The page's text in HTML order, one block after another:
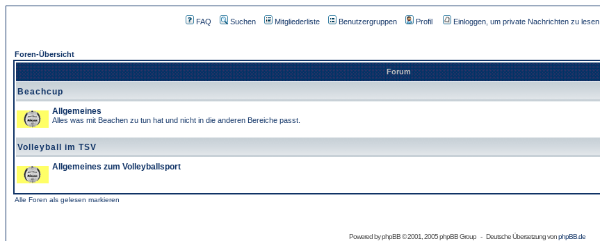
FAQ Suchen Mitgliederliste Benutzergruppen Profil Einloggen, um private Nachrichten zu lesen
Foren-Übersicht
Forum
Beachcup
Allgemeines
Alles was mit Beachen zu tun hat und nicht in die anderen Bereiche passt.
Volleyball im TSV
Allgemeines zum Volleyballsport
Alle Foren als gelesen markieren
Powered byphpBB© 2001, 2005 phpBB Group - Deutsche Übersetzung vonphpBB.de